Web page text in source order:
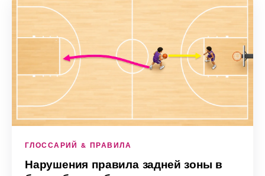
ГЛОССАРИЙ & ПРАВИЛА
Нарушения правила задней зоны в